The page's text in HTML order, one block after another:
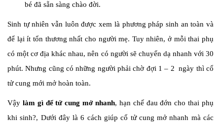
bé đã sẵn sàng chào đời.
Sinh tự nhiên vẫn luôn được xem là phương pháp sinh an toàn và
để lại ít tổn thương nhất cho người mẹ. Tuy nhiên, ở mỗi thai phụ
có một cơ địa khác nhau, nên có người sẽ chuyển dạ nhanh với 30
phút. Nhưng cũng có những người phải chờ đợi 1 – 2 ngày thì cổ
tử cung mới mở hoàn toàn.
Vậy làm gì để tử cung mở nhanh, hạn chế đau đớn cho thai phụ
khi sinh?, Dưới đây là 6 cách giúp cổ tử cung mở nhanh mà các